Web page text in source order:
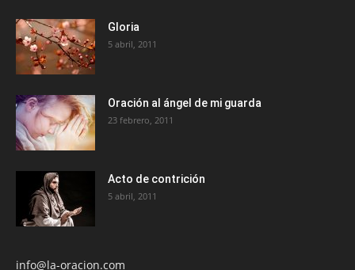
Gloria
5 abril, 2011
Oración al ángel de mi guarda
23 febrero, 2011
Acto de contrición
5 abril, 2011
info@la-oracion.com